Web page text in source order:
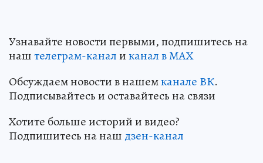
Узнавайте новости первыми, подпишитесь на
наштелеграм-каналиканал в МАХ
Обсуждаем новости в нашемканале ВК.
Подписывайтесь и оставайтесь на связи
Хотите больше историй и видео?
Подпишитесь на наш дзен-канал